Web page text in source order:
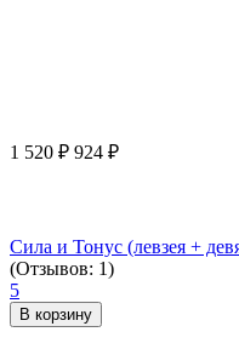
1 520 ₽ 924 ₽
Сила и Тонус (левзея +
(Отзывов: 1)
5
В корзину